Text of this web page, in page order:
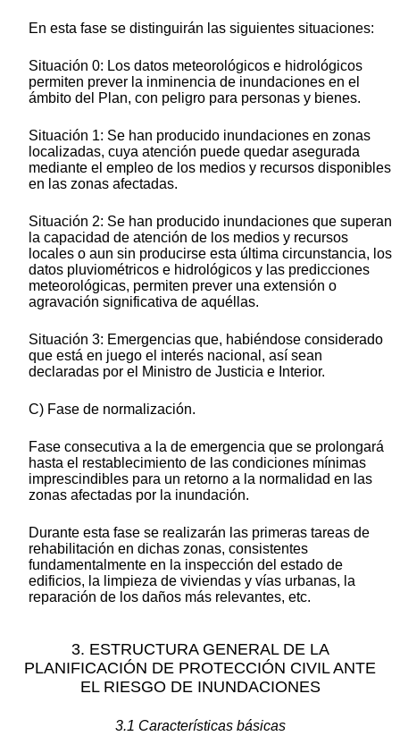
En esta fase se distinguirán las siguientes situaciones:
Situación 0: Los datos meteorológicos e hidrológicos
permiten prever la inminencia de inundaciones en el
ámbito del Plan, con peligro para personas y bienes.
Situación 1: Se han producido inundaciones en zonas
localizadas, cuya atención puede quedar asegurada
mediante el empleo de los medios y recursos disponibles
en las zonas afectadas.
Situación 2: Se han producido inundaciones que superan
la capacidad de atención de los medios y recursos
locales o aun sin producirse esta última circunstancia, los
datos pluviométricos e hidrológicos y las predicciones
meteorológicas, permiten prever una extensión o
agravación significativa de aquéllas.
Situación 3: Emergencias que, habiéndose considerado
que está en juego el interés nacional, así sean
declaradas por el Ministro de Justicia e Interior.
C) Fase de normalización.
Fase consecutiva a la de emergencia que se prolongará
hasta el restablecimiento de las condiciones mínimas
imprescindibles para un retorno a la normalidad en las
zonas afectadas por la inundación.
Durante esta fase se realizarán las primeras tareas de
rehabilitación en dichas zonas, consistentes
fundamentalmente en la inspección del estado de
edificios, la limpieza de viviendas y vías urbanas, la
reparación de los daños más relevantes, etc.
3. ESTRUCTURA GENERAL DE LA
PLANIFICACIÓN DE PROTECCIÓN CIVIL ANTE
EL RIESGO DE INUNDACIONES
3.1 Características básicas